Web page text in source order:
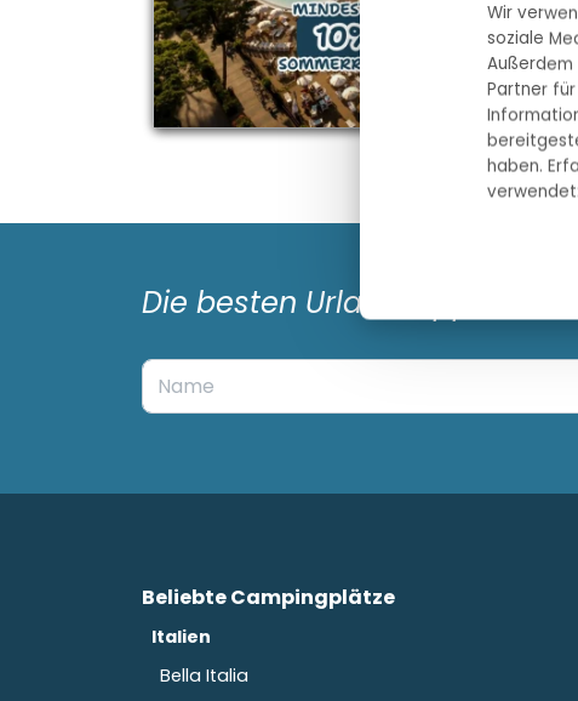
Wir
soziale
Außerdem
Partner
haben.
Die besten Urlaubstipps
Beliebte Campingplätze
Italien
Bella Italia